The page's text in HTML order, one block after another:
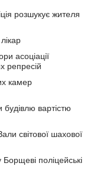
розшукує жителя
асоціації
репресій
камер
вартістю
світової шахової
поліцейські